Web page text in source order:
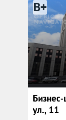
B+
ул., 11